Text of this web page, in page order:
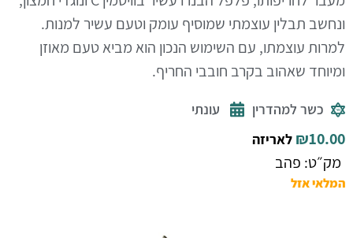
ונחשב תבלין עוצמתי שמוסיף עומק וטעם עשיר למנות.
למרות עוצמתו, עם השימוש הנכון הוא מביא טעם מאוזן
ומיוחד שאהוב בקרב חובבי החריף.
כשר למהדרין עונתי
₪10.00 לאריזה
מק״ט: פהב
המלאי אזל